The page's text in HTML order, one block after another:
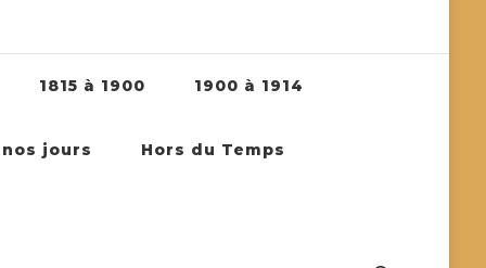
1815 à 1900 1900 à 1914
nos jours Hors du Temps